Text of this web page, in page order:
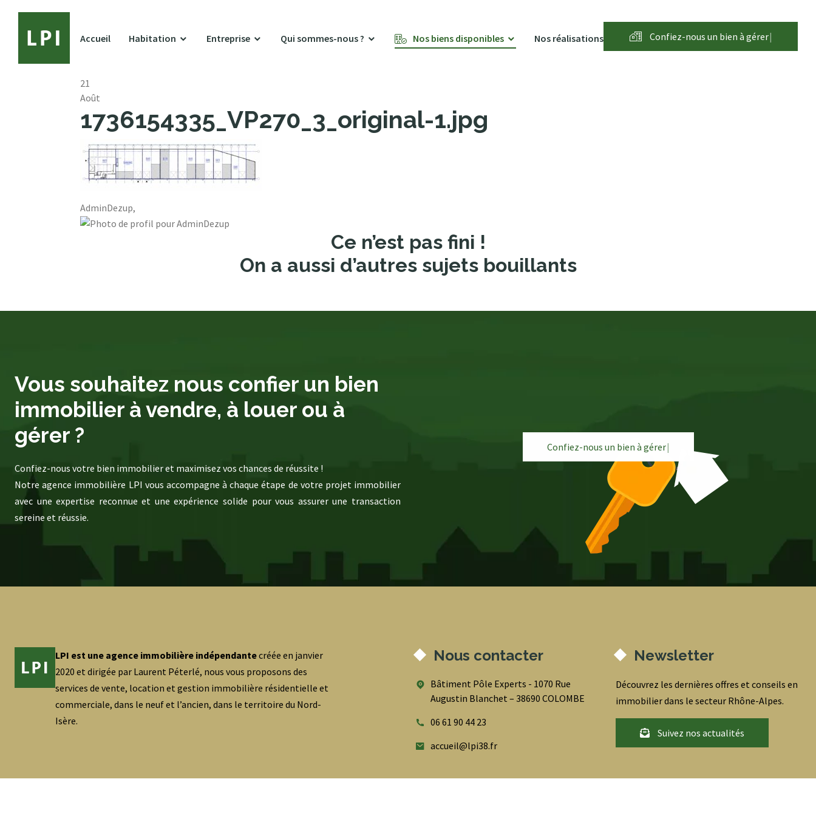
Accueil Habitation Entreprise Qui sommes-nous ? Nos biens disponibles Nos réalisations Confiez-nous un bien àgére|
21
Août
1736154335_VP270_3_original-1.jpg
AdminDezup,
Ce n’est pas fini !
On a aussi d’autres sujets bouillants
Vous souhaitez nous confier un bien
immobilier à vendre, à louer ou à
gérer ?
Confiez-nous votre bien immobilier et maximisez vos chances de réussite !
Notre agence immobilière LPI vous accompagne à chaque étape de votre projet immobilier
avec une expertise reconnue et une expérience solide pour vous assurer une transaction
sereine et réussie.
Confiez-nous un bien à gérer|
LPI est une agence immobilière indépendantecréée en janvier
2020 et dirigée par Laurent Péterlé, nous vous proposons des
services de vente, location et gestion immobilière résidentielle et
commerciale, dans le neuf et l’ancien, dans le territoire du Nord-
Isère.
Nous contacter
Bâtiment Pôle Experts - 1070 Rue
Augustin Blanchet – 38690 COLOMBE
06 61 90 44 23
accueil@lpi38.fr
Newsletter
Découvrez les dernières offres et conseils en
immobilier dans le secteur Rhône-Alpes.
Suivez nos actualités